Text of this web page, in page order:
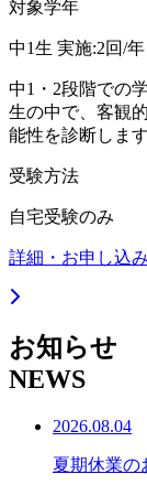
対象学年
中1生 実施:2回/
中1・2段階での
生の中で、客観
能性を診断します
受験方法
自宅受験のみ
詳細・お申し込
お知らせ
NEWS
2026.08.04
夏期休業の